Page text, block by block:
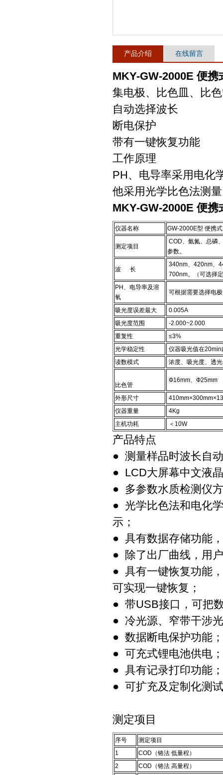
产品介绍 在线留言
MKY-GW-2000E 便携
集电极、比色皿、比
自动选择波长
断电保护
带有一键恢复功能
工作原理
PH、电导率采用电化
他采用光学比色法测
MKY-GW-2000E 便携
仪器名称 GW-2000E型 便携
测定项目
COD、氨氮、总磷
参数。
波 长
340nm、420nm、
700nm。（可选择
PH、电导率及溶
氧
可根据需要选择电
吸光度误差最大
0.005A
吸光度范围
-2.000~2.000
重复性
≤3%
光学稳定性
仪器吸光值在
读数模式
浓度、吸光度、透
比色管
Ф16mm、Ф25mm
外形尺寸
仪器重量
4Kg
主机功耗
＜10W
产品特点
● 测量样品时波长自
● LCD大屏幕中文液
● 多参数水质检测仪
● 光学比色法和电化
示；
● 具有数据存储功能
● 除了出厂曲线，用
● 具有一键恢复功能
可实现一键恢复；
● 带USB接口，可把
● 冷光源、窄带干涉
● 数据断电保护功能；
● 可充式锂电池供电；
● 具有记录打印功能；
● 可扩充及定制化测
测定项目
序号
测定项目
1
COD（铬法 低量程）
2
COD（铬法 高量程）